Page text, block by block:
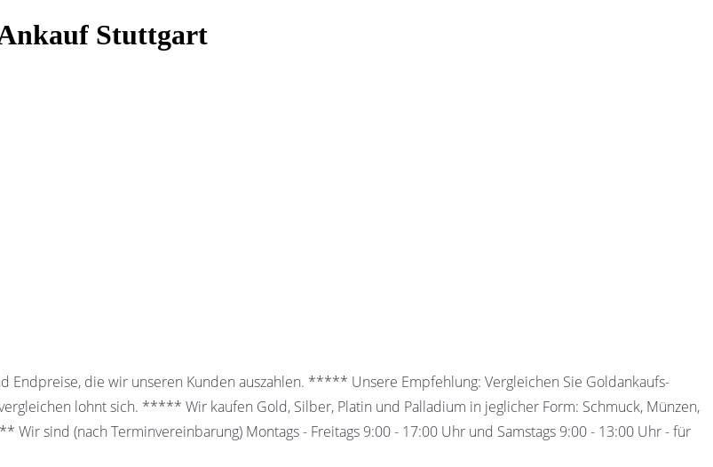
Stuttgart
Endpreise, die wir unseren Kunden auszahlen. ***** Unsere Empfehlung: Vergleichen Sie Goldankaufs-
lohnt sich. ***** Wir kaufen Gold, Silber, Platin und Palladium in jeglicher Form: Schmuck, Münzen,
sind (nach Terminvereinbarung) Montags - Freitags 9:00 - 17:00 Uhr und Samstags 9:00 - 13:00 Uhr - für